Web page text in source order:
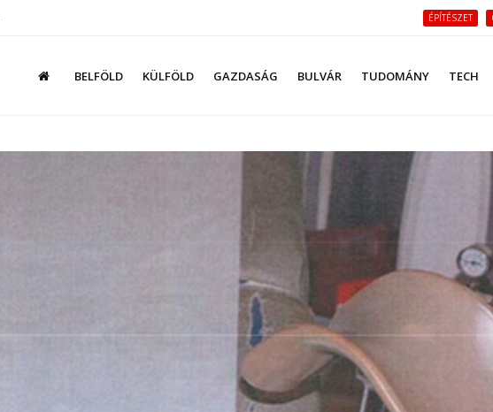
ÉPÍTÉSZET
BELFÖLD KÜLFÖLD GAZDASÁG BULVÁR TUDOMÁNY TECH